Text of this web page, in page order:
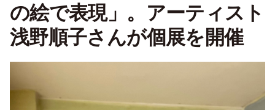
の絵で表現」。アーティスト
浅野順子さんが個展を開催